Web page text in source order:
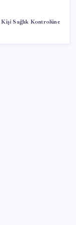
Sağlık Kontrolüne